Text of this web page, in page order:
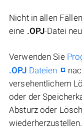
Nicht in allen
eine .OPJ-Datei
Verwenden Sie
.OPJ Dateien
versehentlichem
oder der
Absturz oder
wiederherzustellen.